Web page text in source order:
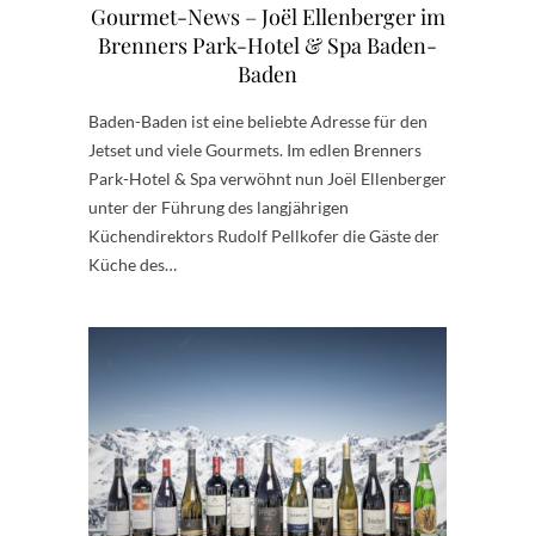
Gourmet-News – Joël Ellenberger im
Brenners Park-Hotel & Spa Baden-
Baden
Baden-Baden ist eine beliebte Adresse für den
Jetset und viele Gourmets. Im edlen Brenners
Park-Hotel & Spa verwöhnt nun Joël Ellenberger
unter der Führung des langjährigen
Küchendirektors Rudolf Pellkofer die Gäste der
Küche des…